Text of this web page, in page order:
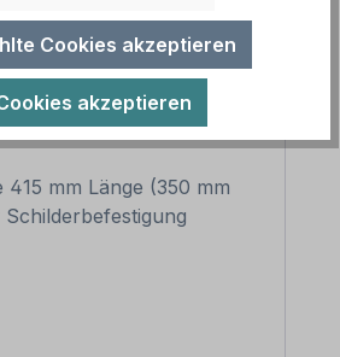
Cookies akzeptieren
akzeptieren